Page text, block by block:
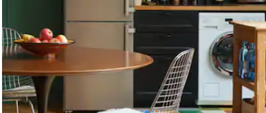
프 동작으로 탐색하세요.